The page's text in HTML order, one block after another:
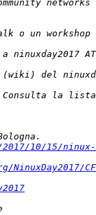
10/15/ninux-